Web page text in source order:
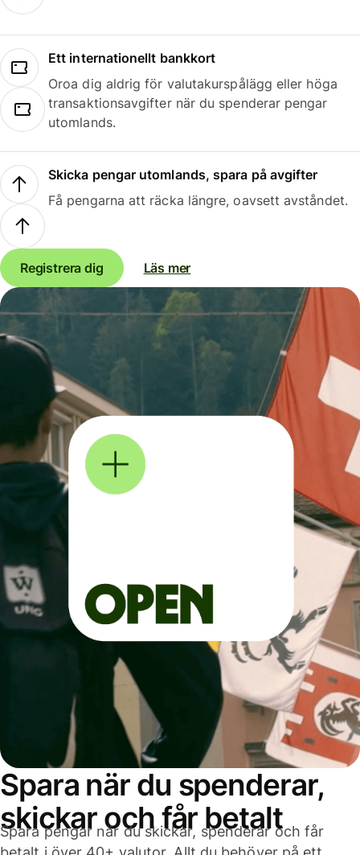
Ett internationellt bankkort
Oroa dig aldrig för valutakurspålägg eller höga
transaktionsavgifter när du spenderar pengar
utomlands.
Skicka pengar utomlands, spara på avgifter
Få pengarna att räcka längre, oavsett avståndet.
Registrera dig Läs mer
Spara när du spenderar,
skickar och får betalt
Spara pengar när du skickar, spenderar och får